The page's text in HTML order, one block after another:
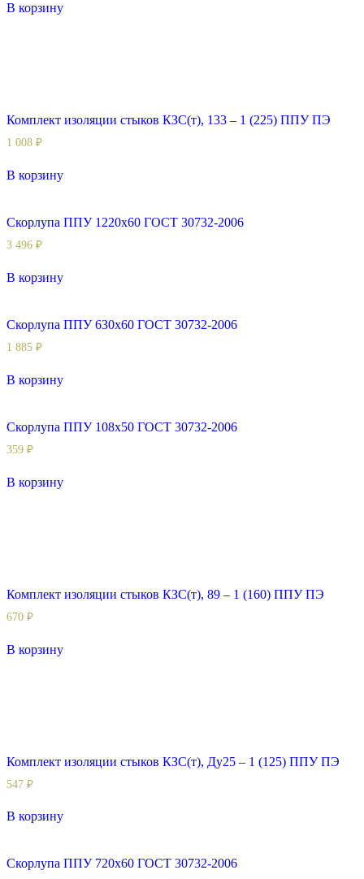
В корзину
Комплект изоляции стыков КЗС(т), 133 – 1 (225) ППУ ПЭ
1 008 ₽
В корзину
Скорлупа ППУ 1220х60 ГОСТ 30732-2006
3 496 ₽
В корзину
Скорлупа ППУ 630х60 ГОСТ 30732-2006
1 885 ₽
В корзину
Скорлупа ППУ 108х50 ГОСТ 30732-2006
359 ₽
В корзину
Комплект изоляции стыков КЗС(т), 89 – 1 (160) ППУ ПЭ
670 ₽
В корзину
Комплект изоляции стыков КЗС(т), Ду25 – 1 (125) ППУ ПЭ
547 ₽
В корзину
Скорлупа ППУ 720х60 ГОСТ 30732-2006